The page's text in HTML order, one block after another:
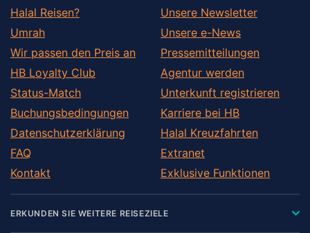
Halal Reisen?
Umrah
Wir passen den Preis an
HB Loyalty Club
Status-Match
Buchungsbedingungen
Datenschutzerklärung
FAQ
Kontakt
Unsere Newsletter
Unsere e-News
Pressemitteilungen
Agentur werden
Unterkunft registrieren
Karriere bei HB
Halal Kreuzfahrten
Extranet
Exklusive Funktionen
ERKUNDEN SIE WEITERE REISEZIELE